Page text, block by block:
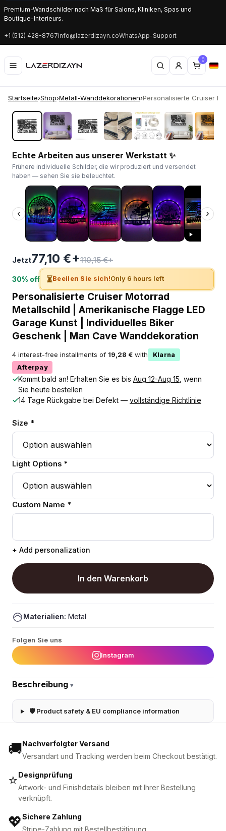
Premium-Wandschilder nach Maß für Salons, Kliniken, Spas und
Boutique-Interieurs.
+1 (512) 428-8767info@lazerdizayn.coWhatsApp-Support
0
Startseite›Shop›Metall-Wanddekorationen›Personalisierte Cruiser
‹ ›
Echte Arbeiten aus unserer Werkstatt ✨
Frühere individuelle Schilder, die wir produziert und versendet
haben — sehen Sie sie beleuchtet.
‹ ›
Jetzt77,10 €+110,15 €+
30% off ⏳Beeilen Sie sich!Only 6 hours left
Personalisierte Cruiser Motorrad
Metallschild | Amerikanische Flagge LED
Garage Kunst | Individuelles Biker
Geschenk | Man Cave Wanddekoration
4 interest-free installments of 19,28 € with
Klarna
Afterpay
✓Kommt bald an! Erhalten Sie es bis Aug 12-Aug 15 , wenn
Sie heute bestellen
✓14 Tage Rückgabe bei Defekt — vollständige Richtlinie
Size *
Light Options *
Custom Name *
+ Add personalization
In den Warenkorb
Materialien: Metal
Folgen Sie uns
Instagram
Beschreibung ▾
🛡 Product safety & EU compliance information
🚚Nachverfolgter Versand
Versandart und Tracking werden beim Checkout bestätigt.
⭐Designprüfung
Artwork- und Finishdetails bleiben mit Ihrer Bestellung
verknüpft.
💖Sichere Zahlung